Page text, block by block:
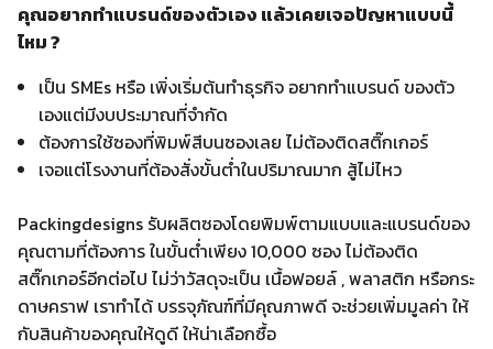
คุณอยากทำแบรนด์ของตัวเอง แล้วเคยเจอปัญหาแบบนี้
ไหม ?
เป็น SMEs หรือ เพิ่งเริ่มต้นทำธุรกิจ อยากทำแบรนด์ ของตัว
เองแต่มีงบประมาณที่จำกัด
ต้องการใช้ซองที่พิมพ์สีบนซองเลย ไม่ต้องติดสติ๊กเกอร์
เจอแต่โรงงานที่ต้องสั่งขั้นต่ำในปริมาณมาก สู้ไม่ไหว
Packingdesigns รับผลิตซองโดยพิมพ์ตามแบบและแบรนด์ของ
คุณตามที่ต้องการ ในขั้นต่ำเพียง 10,000 ซอง ไม่ต้องติด
สติ๊กเกอร์อีกต่อไป ไม่ว่าวัสดุจะเป็น เนื้อฟอยล์ , พลาสติก หรือกระ
ดาษคราฟ เราทำได้ บรรจุภัณฑ์ที่มีคุณภาพดี จะช่วยเพิ่มมูลค่า ให้
กับสินค้าของคุณให้ดูดี ให้น่าเลือกซื้อ